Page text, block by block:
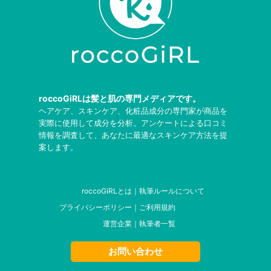
roccoGiRLは髪と肌の専門メディアです。
ヘアケア、スキンケア、化粧品成分の専門家が商品を
実際に使用して成分を分析。アンケートによる口コミ
情報を調査して、あなたに最適なスキンケア方法を提
案します。
roccoGiRLとは ｜ 執筆ルールについて
プライバシーポリシー ｜ ご利用規約
運営企業 ｜ 執筆者一覧
お問い合わせ